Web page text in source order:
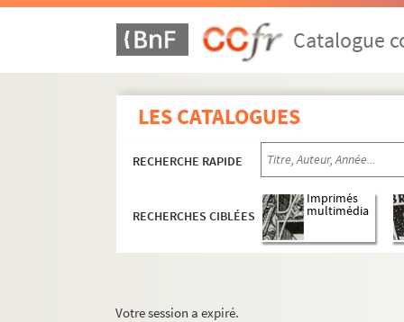
Catalogue
LES CATALOGUES
RECHERCHE RAPIDE
RECHERCHES CIBLÉES
Imprimés
multimédia
Votre session a expiré.